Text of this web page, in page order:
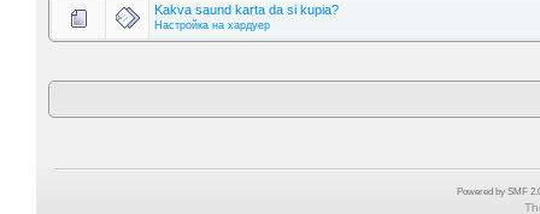
Kakva saund karta da si kupia?
Настройка на хардуер
Powered by SMF